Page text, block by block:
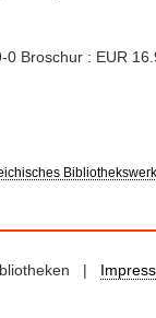
Broschur : EUR
Bibliothekswerk
|